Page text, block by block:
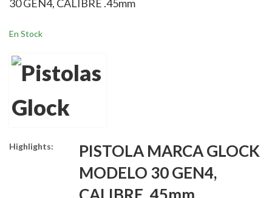
30 GEN4, CALIBRE .45mm
En Stock
Highlights:
PISTOLA MARCA GLOCK
MODELO 30 GEN4,